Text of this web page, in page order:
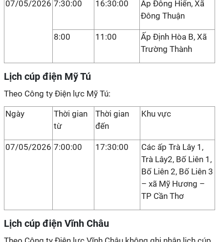
07/05/2026 7:30:00 16:30:00
Ấp Đông Hiển, Xã
Đông Thuận
8:00 11:00
Ấp Định Hòa B, Xã
Trường Thành
Lịch cúp điện Mỹ Tú
Theo Công ty Điện lực Mỹ Tú:
Ngày
Thời gian
từ
Thời gian
đến
Khu vực
07/05/2026 7:00:00 17:30:00
Các ấp Trà Lây 1,
Trà Lây2, Bố Liên 1,
Bố Liên 2, Bố Liên 3
– xã Mỹ Hương –
TP Cần Thơ
Lịch cúp điện Vĩnh Châu